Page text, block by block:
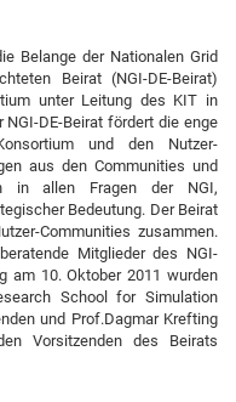
Belange der Nationalen Grid
Beirat (NGI-DE-Beirat)
unter Leitung des KIT in
DE-Beirat fördert die enge
und den Nutzer-
aus den Communities und
in allen Fragen der NGI,
Bedeutung. Der Beirat
Communities zusammen.
Mitglieder des NGI-
am 10. Oktober 2011 wurden
School for Simulation
und Prof.Dagmar Krefting
Vorsitzenden des Beirats